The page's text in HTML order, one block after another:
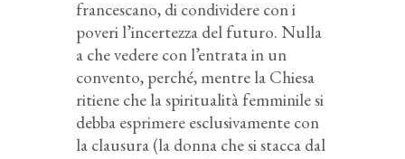
francescano, di condividere con i
poveri l’incertezza del futuro. Nulla
a che vedere con l’entrata in un
convento, perché, mentre la Chiesa
ritiene che la spiritualità femminile si
debba esprimere esclusivamente con
la clausura (la donna che si stacca dal